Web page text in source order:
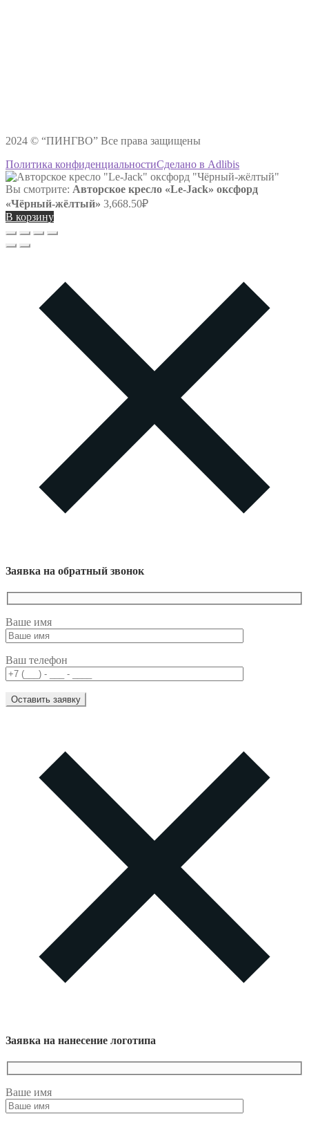
2024 © “ПИНГВО” Все права защищены
Политика конфиденциальностиСделано в Adlibis
Вы смотрите: Авторское кресло «Le-Jack» оксфорд
«Чёрный-жёлтый» 3,668.50₽
В корзину
Заявка на обратный звонок
Ваше имя
Ваш телефон
Заявка на нанесение логотипа
Ваше имя